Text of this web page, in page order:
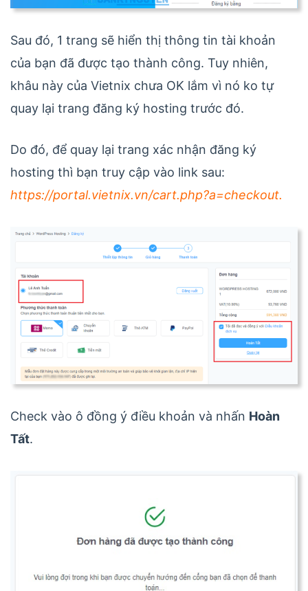
Sau đó, 1 trang sẽ hiển thị thông tin tài khoản
của bạn đã được tạo thành công. Tuy nhiên,
khâu này của Vietnix chưa OK lắm vì nó ko tự
quay lại trang đăng ký hosting trước đó.
Do đó, để quay lại trang xác nhận đăng ký
hosting thì bạn truy cập vào link sau:
https://portal.vietnix.vn/cart.php?a=checkout.
Check vào ô đồng ý điều khoản và nhấn Hoàn
Tất.